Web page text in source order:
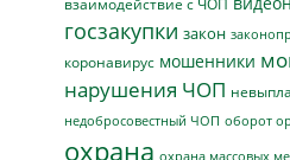
госзакупки закон
коронавирус мошенники
нарушения ЧОП
недобросовестный ЧОП оборот
охрана охрана массовых